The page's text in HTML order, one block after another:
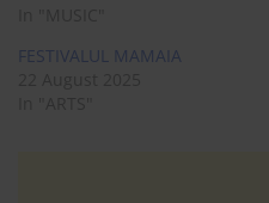
FESTIVALUL MAMAIA